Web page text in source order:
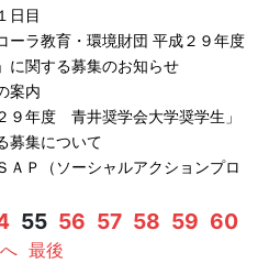
日目
ーラ教育・環境財団 平成２９年度
に関する募集のお知らせ
案内
９年度 青井奨学会大学奨学生」
募集について
ＡＰ（ソーシャルアクションプロ
55 56 57 58 59 60
へ 最後